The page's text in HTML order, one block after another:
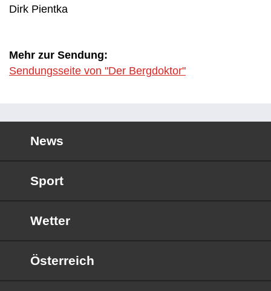
Dirk Pientka
Mehr zur Sendung:
Sendungsseite von "Der Bergdoktor"
News
Sport
Wetter
Österreich